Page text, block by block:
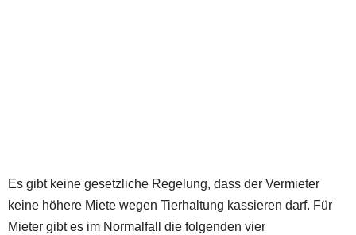
Es gibt keine gesetzliche Regelung, dass der Vermieter
keine höhere Miete wegen Tierhaltung kassieren darf. Für
Mieter gibt es im Normalfall die folgenden vier